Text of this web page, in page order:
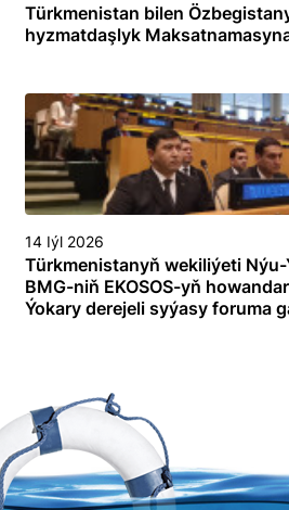
Türkmenistan bilen
hyzmatdaşlyk
14 Iýl 2026
Türkmenistanyň wekiliýeti
BMG-niň EKOSOS-yň
Ýokary derejeli syýasy foruma